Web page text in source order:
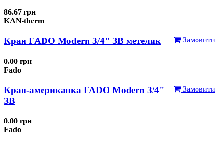
86.67 грн
KAN-therm
Замовити
Кран FADO Modern 3/4" ЗВ метелик
0.00 грн
Fado
Замовити
Кран-американка FADO Modern 3/4"
ЗВ
0.00 грн
Fado